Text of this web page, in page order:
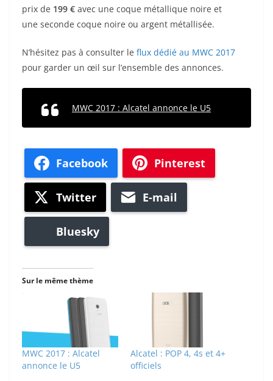
prix de 199 € avec une coque métallique noire et
une seconde coque noire ou argent métallisée.
N’hésitez pas à consulter le flux dédié au MWC 2017
pour garder un œil sur l’ensemble des annonces.
MWC 2017 : Alcatel annonce le U5
Facebook Pinterest
Twitter E-mail
Bluesky
Sur le même thème
MWC 2017 : Alcatel
annonce le U5
Alcatel : POP 4, 4s et 4+
officiels